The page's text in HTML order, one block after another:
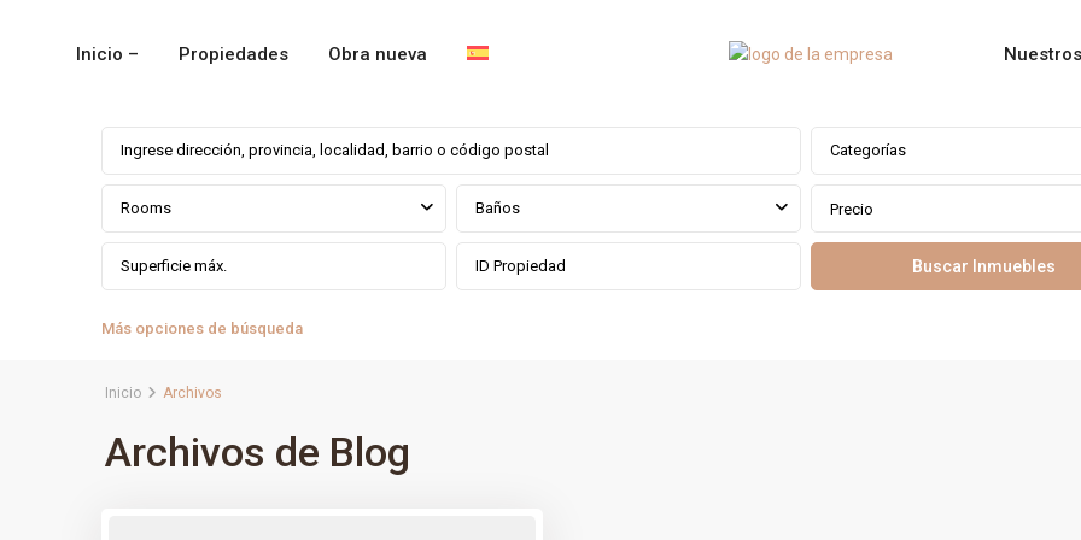
Inicio – Propiedades Obra nueva
Categorías
Rooms Baños Precio
Más opciones de búsqueda
Inicio Archivos
Archivos de Blog